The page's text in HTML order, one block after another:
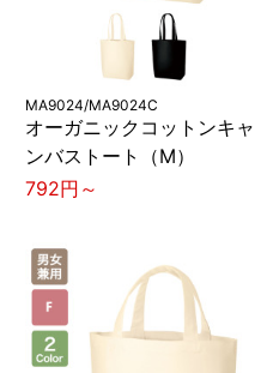
MA9024/MA9024C
オーガニックコットンキャ
ンバストート（M）
792円～